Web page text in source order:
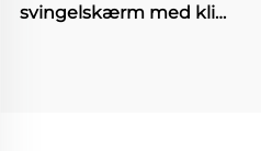
svingelskærm med klip